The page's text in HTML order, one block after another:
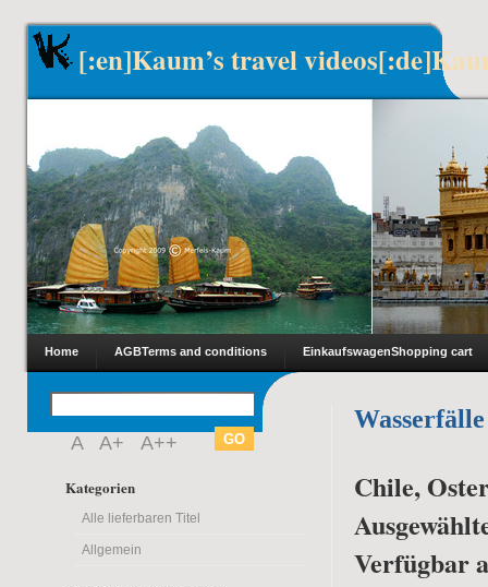
[:en]Kaum’s travel
Home AGBTerms and conditions EinkaufswagenShopping cart
A A+ A++
Kategorien
Alle lieferbaren Titel
Allgemein
Chile,
Verfügbar